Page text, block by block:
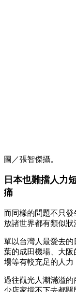
圖／張智傑攝。
日本也難擋人力
痛
而同樣的問題不只發
放諸世界都有類似狀
單以台灣人最愛去
葉的成田機場、大
場等有較充足的人力
過往觀光人潮滿溢
少店家撐不下去都關